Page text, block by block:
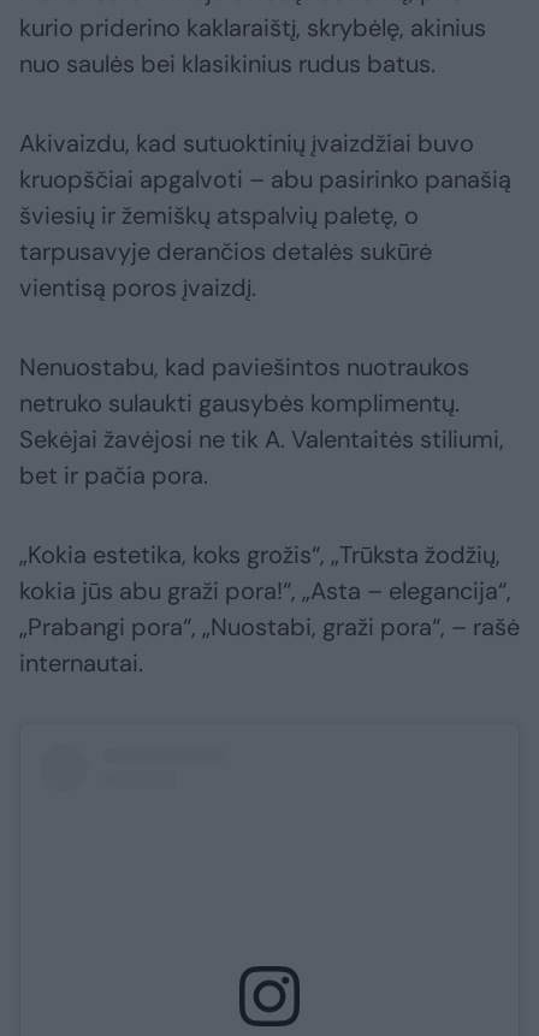
kurio priderino kaklaraištį, skrybėlę, akinius
nuo saulės bei klasikinius rudus batus.
Akivaizdu, kad sutuoktinių įvaizdžiai buvo
kruopščiai apgalvoti – abu pasirinko panašią
šviesių ir žemiškų atspalvių paletę, o
tarpusavyje derančios detalės sukūrė
vientisą poros įvaizdį.
Nenuostabu, kad paviešintos nuotraukos
netruko sulaukti gausybės komplimentų.
Sekėjai žavėjosi ne tik A. Valentaitės stiliumi,
bet ir pačia pora.
„Kokia estetika, koks grožis“, „Trūksta žodžių,
kokia jūs abu graži pora!“, „Asta – elegancija“,
„Prabangi pora“, „Nuostabi, graži pora“, – rašė
internautai.